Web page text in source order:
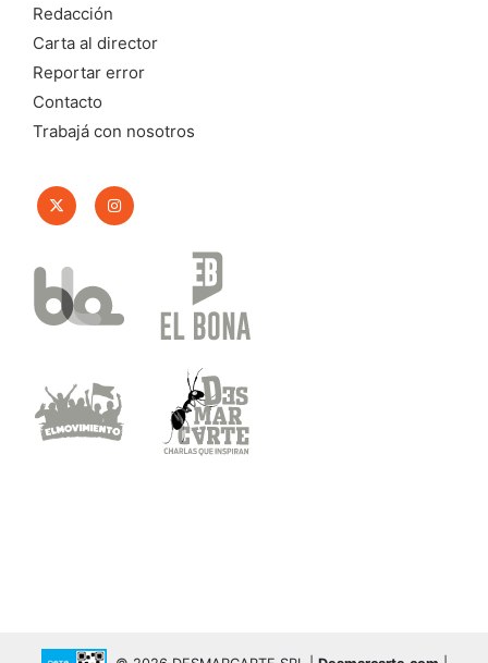
Redacción
Carta al director
Reportar error
Contacto
Trabajá con nosotros